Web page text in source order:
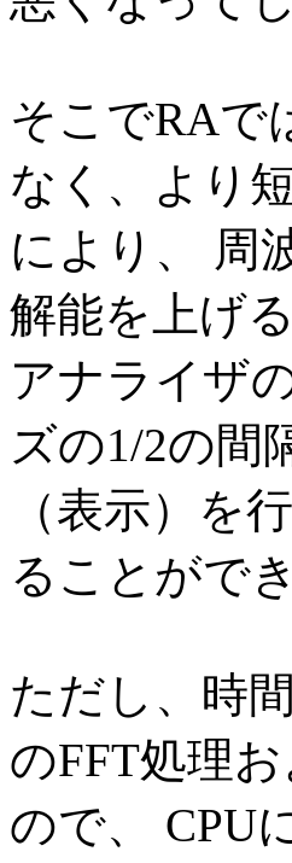
そこでRAで
なく、より
により、 周
解能を上げ
アナライザ
ズの1/2の間
（表示）を
ることがで
ただし、時
のFFT処理
ので、 CPU